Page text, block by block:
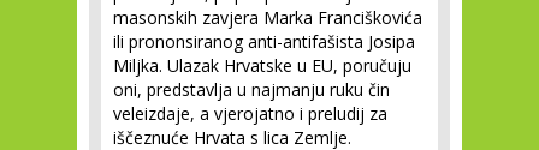
masonskih zavjera Marka Franciškovića
ili prononsiranog anti-antifašista Josipa
Miljka. Ulazak Hrvatske u EU, poručuju
oni, predstavlja u najmanju ruku čin
veleizdaje, a vjerojatno i preludij za
iščeznuće Hrvata s lica Zemlje.